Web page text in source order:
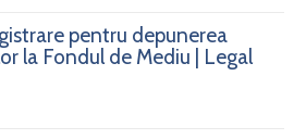
pentru depunerea
la Fondul de Mediu | Legal